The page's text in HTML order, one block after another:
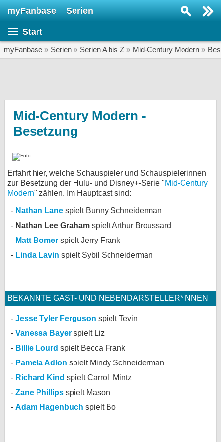
myFanbase Serien
Start
myFanbase » Serien » Serien A bis Z » Mid-Century Modern »
Mid-Century Modern -
Besetzung
Erfahrt hier, welche Schauspieler und Schauspielerinnen
zur Besetzung der Hulu- und Disney+-Serie "Mid-Century
Modern" zählen. Im Hauptcast sind:
Nathan Lane spielt Bunny Schneiderman
Nathan Lee Graham spielt Arthur Broussard
Matt Bomer spielt Jerry Frank
Linda Lavin spielt Sybil Schneiderman
BEKANNTE GAST- UND NEBENDARSTELLER*INNEN
Jesse Tyler Ferguson spielt Tevin
Vanessa Bayer spielt Liz
Billie Lourd spielt Becca Frank
Pamela Adlon spielt Mindy Schneiderman
Richard Kind spielt Carroll Mintz
Zane Phillips spielt Mason
Adam Hagenbuch spielt Bo
SERIEN
SERVICE
Gewinnspiele
Forum
bei Facebook
Datenschutz
Cookie-Einstellungen
Impressum
Desktop-Ansicht
myFanbase